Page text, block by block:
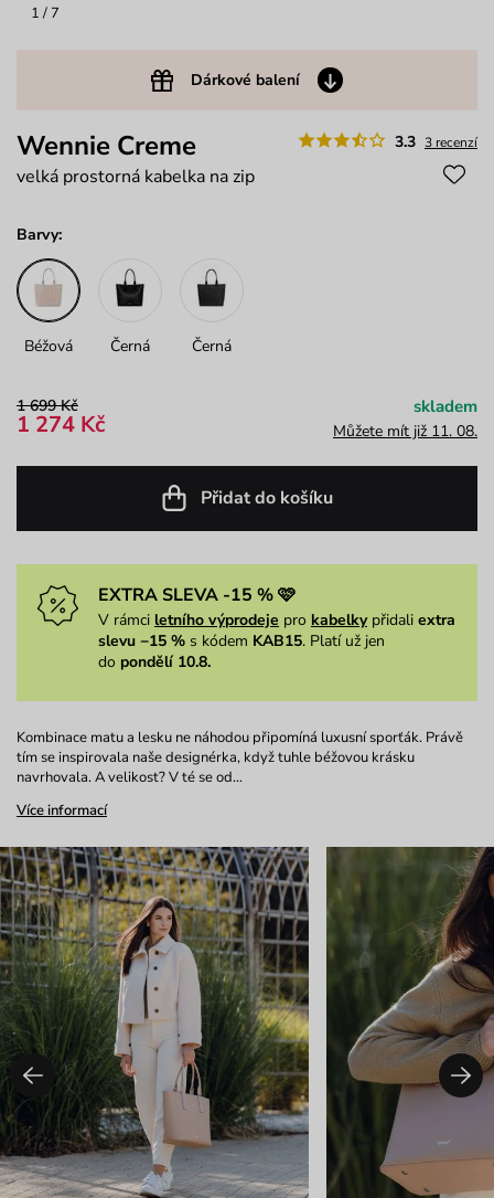
1 / 7
Dárkové balení
3.3 3 recenzí
Wennie Creme
velká prostorná kabelka na zip
Barvy:
Béžová Černá Černá
1 699 Kč
1 274 Kč
skladem
Můžete mít již 11. 08.
Přidat do košíku
EXTRA SLEVA -15 % 🩷
V rámci letního výprodeje pro kabelkypřidali extra
slevu −15 % s kódem KAB15. Platí už jen
do pondělí 10.8.
Kombinace matu a lesku ne náhodou připomíná luxusní sporťák. Právě
tím se inspirovala naše designérka, když tuhle béžovou krásku
navrhovala. A velikost? V té se od…
Více informací